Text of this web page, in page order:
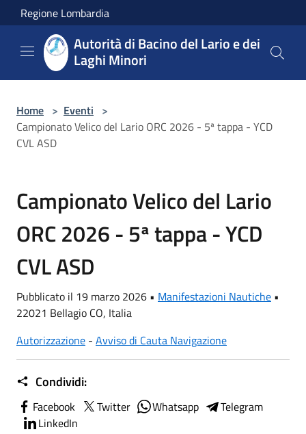
Salta al contenuto principale
Regione Lombardia
Autorità di Bacino del Lario e dei
Laghi Minori
Home > Eventi >
Campionato Velico del Lario ORC 2026 - 5ª tappa - YCD
CVL ASD
Campionato Velico del Lario
ORC 2026 - 5ª tappa - YCD
CVL ASD
Pubblicato il 19 marzo 2026 • Manifestazioni Nautiche •
22021 Bellagio CO, Italia
Autorizzazione - Avviso di Cauta Navigazione
Condividi:
Facebook Twitter Whatsapp
Telegram
LinkedIn